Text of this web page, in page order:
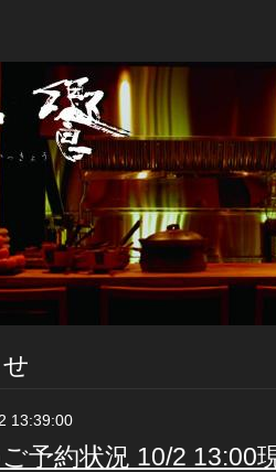
13:39:00
予約状況 10/2 13:00